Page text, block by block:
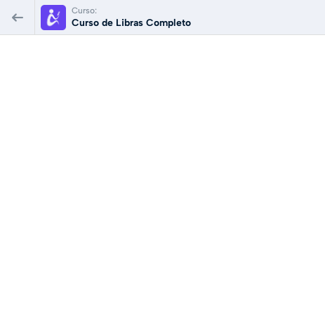
Curso:
Curso de Libras Completo